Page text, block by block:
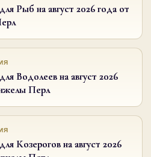
Рыб на август 2026 года от
Водолеев на август 2026
Перл
Козерогов на август 2026